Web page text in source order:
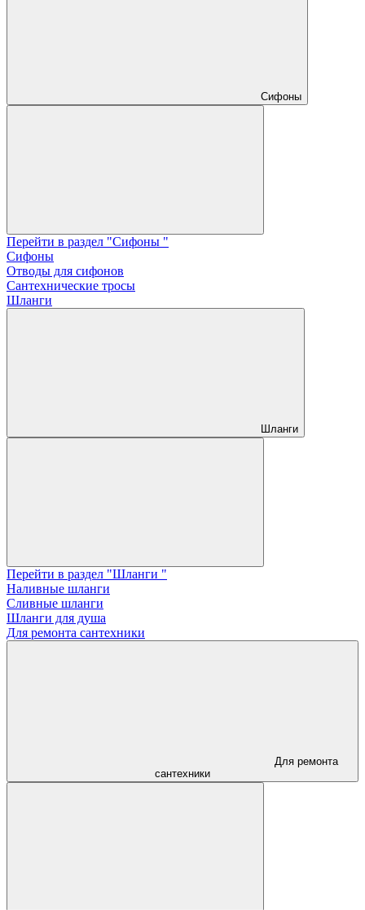
Сифоны
Перейти в раздел "Сифоны "
Сифоны
Отводы для сифонов
Сантехнические тросы
Шланги
Шланги
Перейти в раздел "Шланги "
Наливные шланги
Сливные шланги
Шланги для душа
Для ремонта сантехники
Для ремонта
сантехники